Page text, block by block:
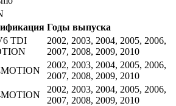
Годы выпуска
TDI
2002, 2003, 2004, 2005, 2006,
2007, 2008, 2009, 2010
2002, 2003, 2004, 2005, 2006,
2007, 2008, 2009, 2010
2002, 2003, 2004, 2005, 2006,
2007, 2008, 2009, 2010